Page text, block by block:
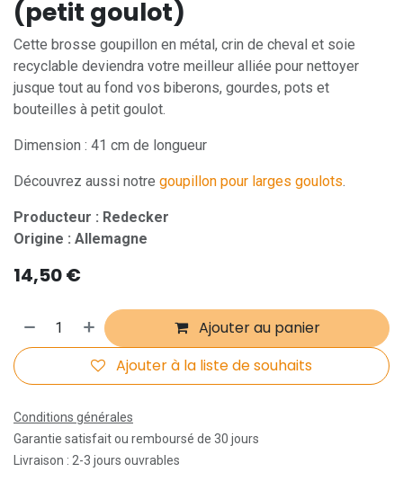
(petit goulot)
Cette brosse goupillon en métal, crin de cheval et soie
recyclable deviendra votre meilleur alliée pour nettoyer
jusque tout au fond vos biberons, gourdes, pots et
bouteilles à petit goulot.
Dimension : 41 cm de longueur
Découvrez aussi notre goupillon pour larges goulots.
Producteur : Redecker
Origine : Allemagne
14,50€
Ajouter au panier
Ajouter à la liste de souhaits
Conditions générales
Garantie satisfait ou remboursé de 30 jours
Livraison : 2-3 jours ouvrables